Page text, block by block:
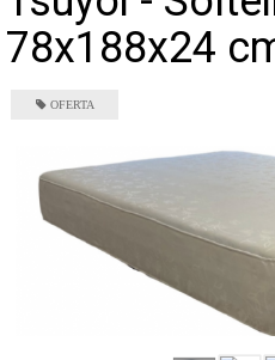
78x188x24